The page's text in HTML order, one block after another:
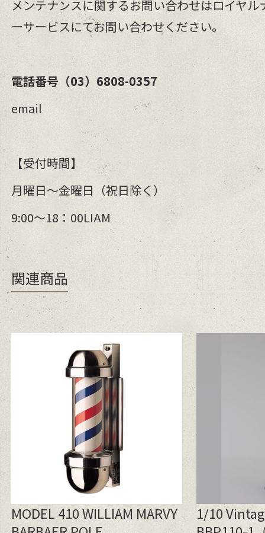
メンテナンスに関するお問い合わせはロイヤ
ーサービスにてお問い合わせください。
電話番号 （03）6808-0357
email
【受付時間】
月曜日～金曜日 （祝日除く）
9:00～18 ： 00LIAM
関連商品
MODEL 410 WILLIAM MARVY
1/10